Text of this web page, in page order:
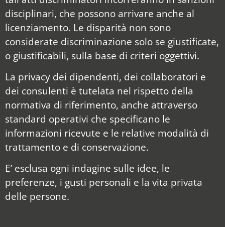
disciplinari, che possono arrivare anche al
licenziamento. Le disparità non sono
considerate discriminazione solo se giustificate,
o giustificabili, sulla base di criteri oggettivi.
La privacy dei dipendenti, dei collaboratori e
dei consulenti è tutelata nel rispetto della
normativa di riferimento, anche attraverso
standard operativi che specificano le
informazioni ricevute e le relative modalità di
trattamento e di conservazione.
E’ esclusa ogni indagine sulle idee, le
preferenze, i gusti personali e la vita privata
delle persone.